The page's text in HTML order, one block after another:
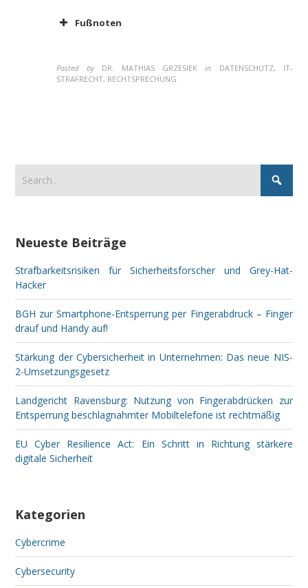
Fußnoten
Posted by DR. MATHIAS GRZESIEK in
DATENSCHUTZ, IT-
STRAFRECHT, RECHTSPRECHUNG
Neueste Beiträge
Strafbarkeitsrisiken für Sicherheitsforscher und Grey-Hat-
Hacker
BGH zur Smartphone-Entsperrung per Fingerabdruck – Finger
drauf und Handy auf!
Stärkung der Cybersicherheit in Unternehmen: Das neue NIS-
2-Umsetzungsgesetz
Landgericht Ravensburg: Nutzung von Fingerabdrücken zur
Entsperrung beschlagnahmter Mobiltelefone ist rechtmäßig
EU Cyber Resilience Act: Ein Schritt in Richtung stärkere
digitale Sicherheit
Kategorien
Cybercrime
Cybersecurity